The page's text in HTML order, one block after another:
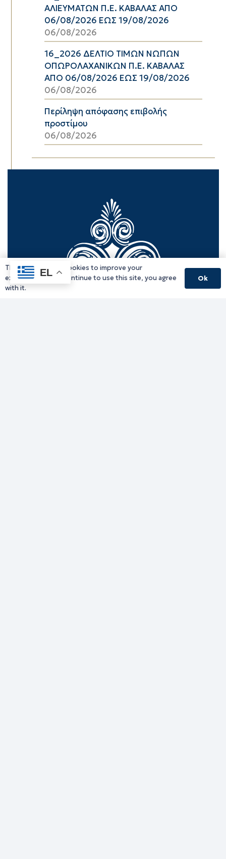
ΑΛΙΕΥΜΑΤΩΝ Π.Ε. ΚΑΒΑΛΑΣ ΑΠΟ
06/08/2026 ΕΩΣ 19/08/2026
06/08/2026
16_2026 ΔΕΛΤΙΟ ΤΙΜΩΝ ΝΩΠΩΝ
ΟΠΩΡΟΛΑΧΑΝΙΚΩΝ Π.Ε. ΚΑΒΑΛΑΣ
ΑΠΟ 06/08/2026 ΕΩΣ 19/08/2026
06/08/2026
Περίληψη απόφασης επιβολής
προστίμου
06/08/2026
EL
This website uses cookies to improve your
experience. If you continue to use this site, you agree
with it.
Ok